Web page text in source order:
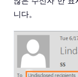
니다。